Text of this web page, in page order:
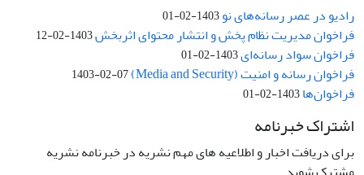
رادیو در عصر رسانه‌های نو1403-02-01
فراخوان مدیریت نظام پخش و انتشار محتوای اثربخش1403-02-12
فراخوان سواد رسانه‌ای1403-02-01
فراخوان رسانه و امنیت (Media and Security) 1403-02-07
فراخوان‌ها1403-02-01
اشتراک خبرنامه
برای دریافت اخبار و اطلاعیه های مهم نشریه در خبرنامه نشریه